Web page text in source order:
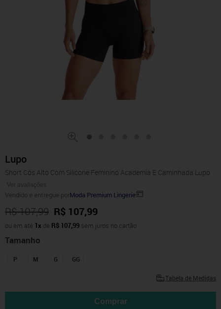
Lupo
Short Cós Alto Com Silicone Feminino Academia E Caminhada Lupo
Ver avaliações
Vendido e entregue porModa Premium Lingerie
R$ 107,99 R$ 107,99
ou em até 1x de R$ 107,99 sem juros no cartão
Tamanho
P M G GG
Tabela de Medidas
Comprar